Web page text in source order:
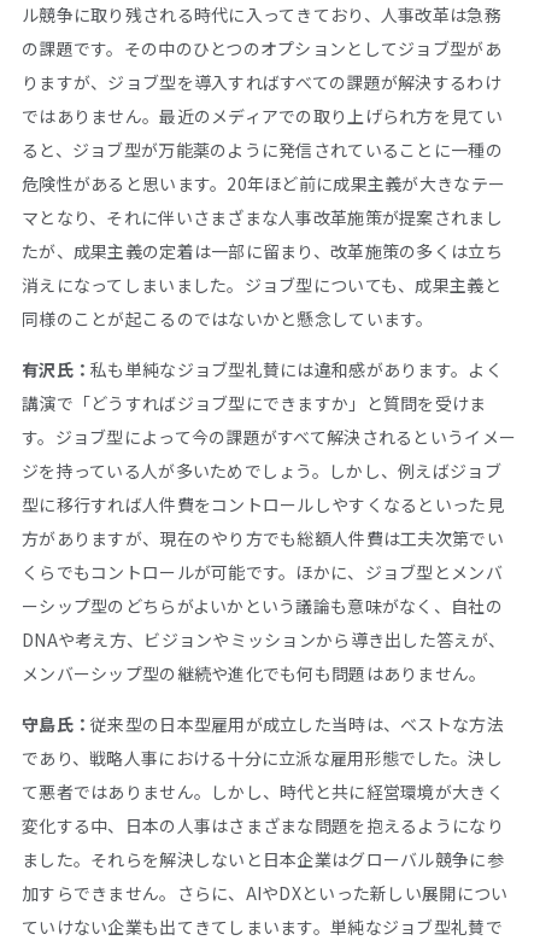
ル競争に取り残される時代に入ってきており、人事改革は急務
の課題です。その中のひとつのオプションとしてジョブ型があ
りますが、ジョブ型を導入すればすべての課題が解決するわけ
ではありません。最近のメディアでの取り上げられ方を見てい
ると、ジョブ型が万能薬のように発信されていることに一種の
危険性があると思います。20年ほど前に成果主義が大きなテー
マとなり、それに伴いさまざまな人事改革施策が提案されまし
たが、成果主義の定着は一部に留まり、改革施策の多くは立ち
消えになってしまいました。ジョブ型についても、成果主義と
同様のことが起こるのではないかと懸念しています。
有沢氏：私も単純なジョブ型礼賛には違和感があります。よく
講演で「どうすればジョブ型にできますか」と質問を受けま
す。ジョブ型によって今の課題がすべて解決されるというイメー
ジを持っている人が多いためでしょう。しかし、例えばジョブ
型に移行すれば人件費をコントロールしやすくなるといった見
方がありますが、現在のやり方でも総額人件費は工夫次第でい
くらでもコントロールが可能です。ほかに、ジョブ型とメンバ
ーシップ型のどちらがよいかという議論も意味がなく、自社の
DNAや考え方、ビジョンやミッションから導き出した答えが、
メンバーシップ型の継続や進化でも何も問題はありません。
守島氏：従来型の日本型雇用が成立した当時は、ベストな方法
であり、戦略人事における十分に立派な雇用形態でした。決し
て悪者ではありません。しかし、時代と共に経営環境が大きく
変化する中、日本の人事はさまざまな問題を抱えるようになり
ました。それらを解決しないと日本企業はグローバル競争に参
加すらできません。さらに、AIやDXといった新しい展開につい
ていけない企業も出てきてしまいます。単純なジョブ型礼賛で